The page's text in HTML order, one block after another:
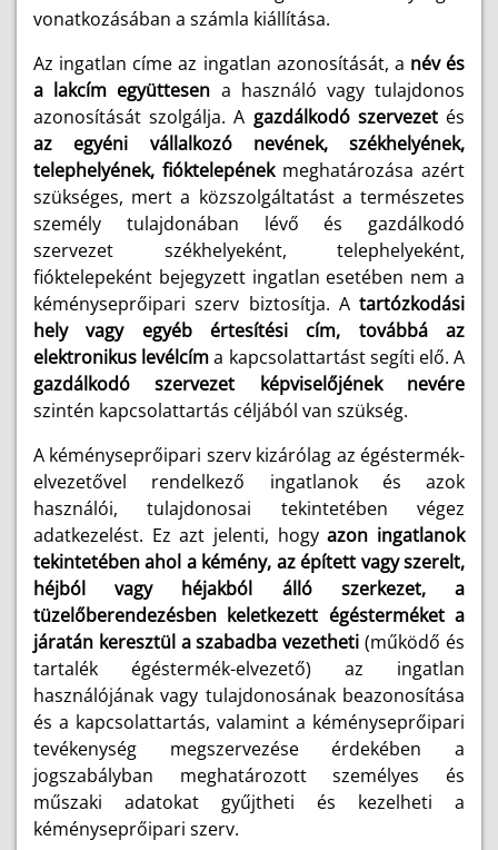
vonatkozásában a számla kiállítása.
Az ingatlan címe az ingatlan azonosítását, a név és
a lakcím együttesen a használó vagy tulajdonos
azonosítását szolgálja. A gazdálkodó szervezetés
az egyéni vállalkozó nevének, székhelyének,
telephelyének, fióktelepénekmeghatározása azért
szükséges, mert a közszolgáltatást a természetes
személy tulajdonában lévő és gazdálkodó
szervezet székhelyeként, telephelyeként,
fióktelepeként bejegyzett ingatlan esetében nem a
kéményseprőipari szerv biztosítja. A tartózkodási
hely vagy egyéb értesítési cím, továbbá az
elektronikus levélcíma kapcsolattartást segíti elő. A
gazdálkodó szervezet képviselőjének nevére
szintén kapcsolattartás céljából van szükség.
A kéményseprőipari szerv kizárólag az égéstermék-
elvezetővel rendelkező ingatlanok és azok
használói, tulajdonosai tekintetében végez
adatkezelést. Ez azt jelenti, hogyazon ingatlanok
tekintetében ahol a kémény, az épített vagy szerelt,
héjból vagy héjakból álló szerkezet, a
tüzelőberendezésben keletkezett égésterméket a
járatán keresztül a szabadba vezetheti (működő és
tartalék égéstermék-elvezető) az ingatlan
használójának vagy tulajdonosának beazonosítása
és a kapcsolattartás, valamint a kéményseprőipari
tevékenység megszervezése érdekében a
jogszabályban meghatározott személyes és
műszaki adatokat gyűjtheti és kezelheti a
kéményseprőipari szerv.